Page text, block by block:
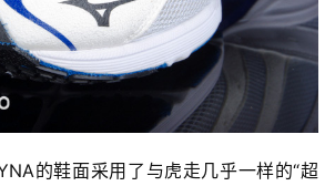
的鞋面采用了与虎走几乎一样的“超